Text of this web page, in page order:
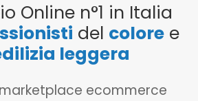
Online n°1 in Italia
del colore e
leggera
marketplace ecommerce